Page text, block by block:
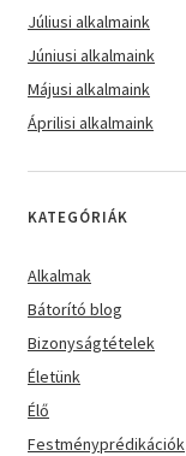
Júliusi alkalmaink
Júniusi alkalmaink
Májusi alkalmaink
Áprilisi alkalmaink
KATEGÓRIÁK
Alkalmak
Bátorító blog
Bizonyságtételek
Életünk
Élő
Festményprédikációk